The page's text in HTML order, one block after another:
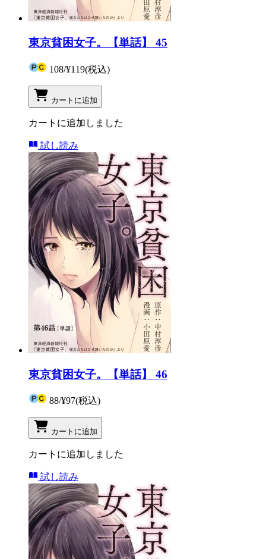
東京貧困女子。【単話】 45
108/¥119(税込)
カートに追加
カートに追加しました
試し読み
東京貧困女子。【単話】 46
88/¥97(税込)
カートに追加
カートに追加しました
試し読み